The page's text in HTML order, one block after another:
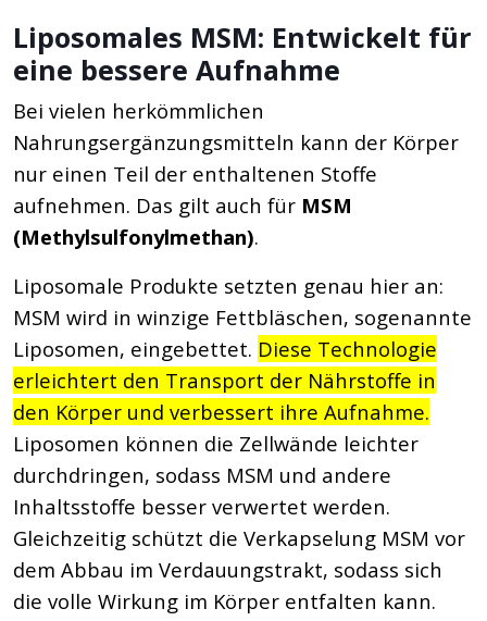
Liposomales MSM: Entwickelt für
eine bessere Aufnahme
Bei vielen herkömmlichen
Nahrungsergänzungsmitteln kann der Körper
nur einen Teil der enthaltenen Stoffe
aufnehmen. Das gilt auch für MSM
(Methylsulfonylmethan).
Liposomale Produkte setzten genau hier an:
MSM wird in winzige Fettbläschen, sogenannte
Liposomen, eingebettet. Diese Technologie
erleichtert den Transport der Nährstoffe in
den Körper und verbessert ihre Aufnahme.
Liposomen können die Zellwände leichter
durchdringen, sodass MSM und andere
Inhaltsstoffe besser verwertet werden.
Gleichzeitig schützt die Verkapselung MSM vor
dem Abbau im Verdauungstrakt, sodass sich
die volle Wirkung im Körper entfalten kann.